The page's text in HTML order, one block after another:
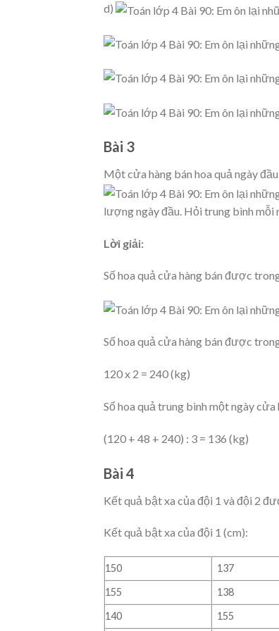
d)
Bài 3
Một cửa hàng bán hoa quả ngày
lượng ngày đầu. Hỏi trung bình mỗi
Lời giải:
Số hoa quả cửa hàng bán được
Số hoa quả cửa hàng bán được
120 x 2 = 240 (kg)
Số hoa quả trung bình một ngày
(120 + 48 + 240) : 3 = 136 (kg)
Bài 4
Kết quả bật xa của đội 1 và đội 2
Kết quả bật xa của đội 1 (cm):
150 137
155
138
140
155